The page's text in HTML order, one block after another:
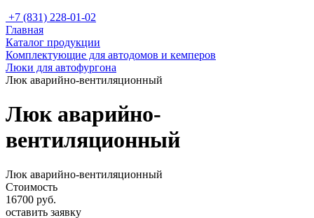
+7 (831) 228-01-02
Главная
Каталог продукции
Комплектующие для автодомов и кемперов
Люки для автофургона
Люк аварийно-вентиляционный
Люк аварийно-
вентиляционный
Люк аварийно-вентиляционный
Стоимость
16700 руб.
оставить заявку